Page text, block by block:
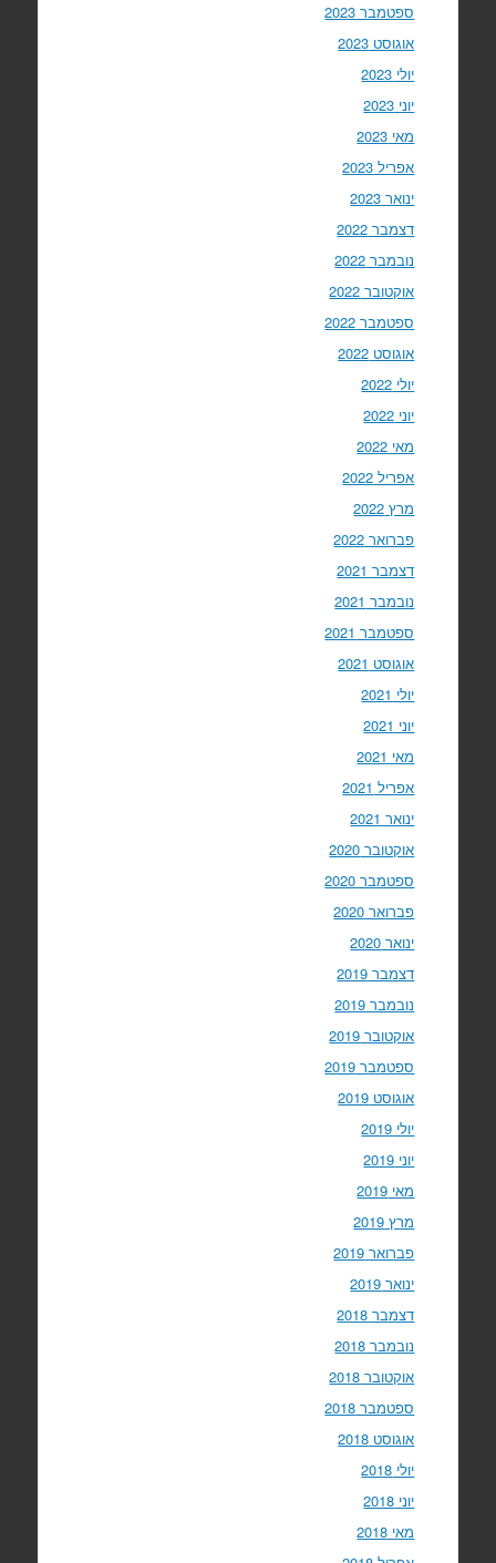
ספטמבר 2023
אוגוסט 2023
יולי 2023
יוני 2023
מאי 2023
אפריל 2023
ינואר 2023
דצמבר 2022
נובמבר 2022
אוקטובר 2022
ספטמבר 2022
אוגוסט 2022
יולי 2022
יוני 2022
מאי 2022
אפריל 2022
מרץ 2022
פברואר 2022
דצמבר 2021
נובמבר 2021
ספטמבר 2021
אוגוסט 2021
יולי 2021
יוני 2021
מאי 2021
אפריל 2021
ינואר 2021
אוקטובר 2020
ספטמבר 2020
פברואר 2020
ינואר 2020
דצמבר 2019
נובמבר 2019
אוקטובר 2019
ספטמבר 2019
אוגוסט 2019
יולי 2019
יוני 2019
מאי 2019
מרץ 2019
פברואר 2019
ינואר 2019
דצמבר 2018
נובמבר 2018
אוקטובר 2018
ספטמבר 2018
אוגוסט 2018
יולי 2018
יוני 2018
מאי 2018